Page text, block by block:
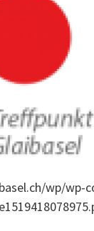
wp/wp-